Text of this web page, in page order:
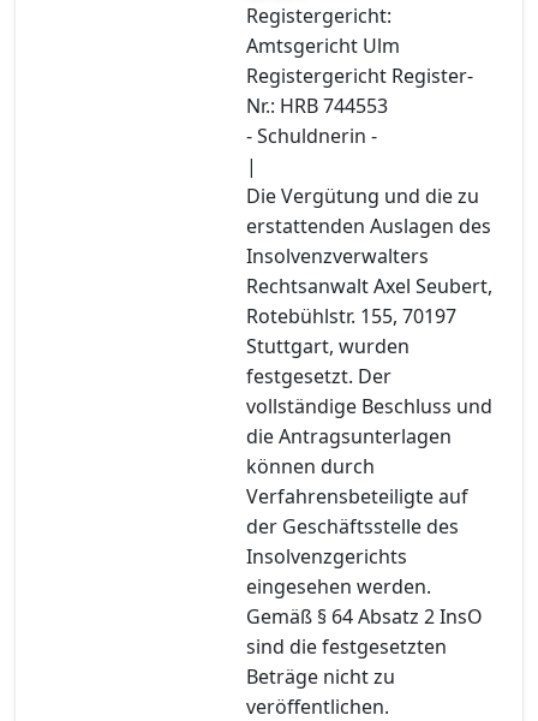
Registergericht:
Amtsgericht Ulm
Registergericht Register-
Nr.: HRB 744553
- Schuldnerin -
|
Die Vergütung und die zu
erstattenden Auslagen des
Insolvenzverwalters
Rechtsanwalt Axel Seubert,
Rotebühlstr. 155, 70197
Stuttgart, wurden
festgesetzt. Der
vollständige Beschluss und
die Antragsunterlagen
können durch
Verfahrensbeteiligte auf
der Geschäftsstelle des
Insolvenzgerichts
eingesehen werden.
Gemäß § 64 Absatz 2 InsO
sind die festgesetzten
Beträge nicht zu
veröffentlichen.